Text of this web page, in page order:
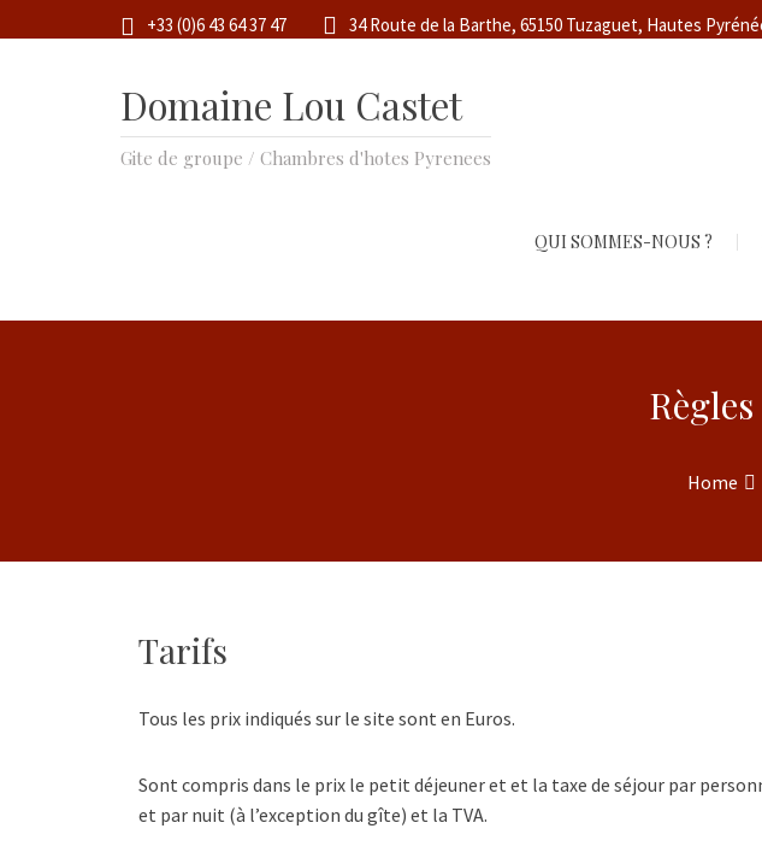
+33 (0)6 43 64 37 47 34 Route de la Barthe, 65150 Tuzaguet, Hautes
Domaine Lou Castet
Gite de groupe / Chambres d'hotes Pyrenees
QUI SOMMES-NOUS ?
Home
Tarifs
Tous les prix indiqués sur le site sont en Euros.
Sont compris dans le prix le petit déjeuner et et la taxe de séjour par
et par nuit (à l’exception du gîte) et la TVA.